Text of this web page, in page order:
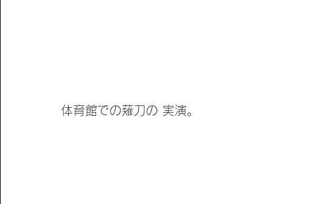
体育館での薙刀の 実演。